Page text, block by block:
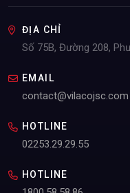
ĐỊA CHỈ
Số 75B, Đường 208,
EMAIL
contact@vilacojsc.com
HOTLINE
02253.29.29.55
HOTLINE